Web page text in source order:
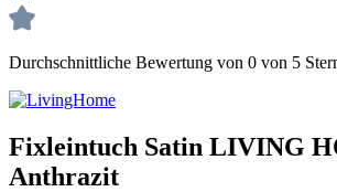
Durchschnittliche Bewertung von 0 von 5
Fixleintuch Satin LIVING
Anthrazit